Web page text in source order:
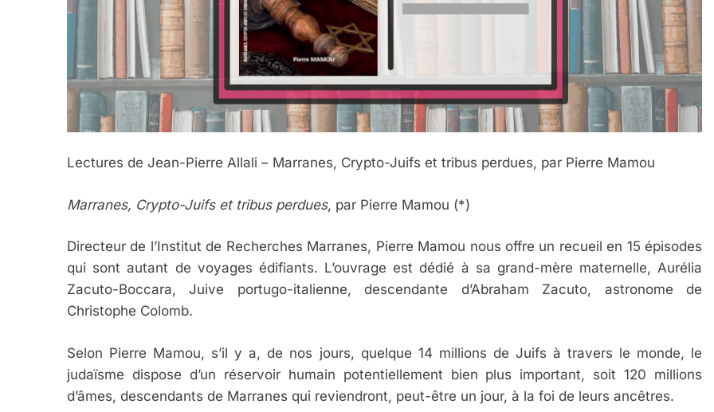
Lectures de Jean-Pierre Allali – Marranes, Crypto-Juifs et tribus perdues, par Pierre Mamou
Marranes, Crypto-Juifs et tribus perdues, par Pierre Mamou (*)
Directeur de l’Institut de Recherches Marranes, Pierre Mamou nous offre un recueil en 15 épisodes
qui sont autant de voyages édifiants. L’ouvrage est dédié à sa grand-mère maternelle, Aurélia
Zacuto-Boccara, Juive portugo-italienne, descendante d’Abraham Zacuto, astronome de
Christophe Colomb.
Selon Pierre Mamou, s’il y a, de nos jours, quelque 14 millions de Juifs à travers le monde, le
judaïsme dispose d’un réservoir humain potentiellement bien plus important, soit 120 millions
d’âmes, descendants de Marranes qui reviendront, peut-être un jour, à la foi de leurs ancêtres.